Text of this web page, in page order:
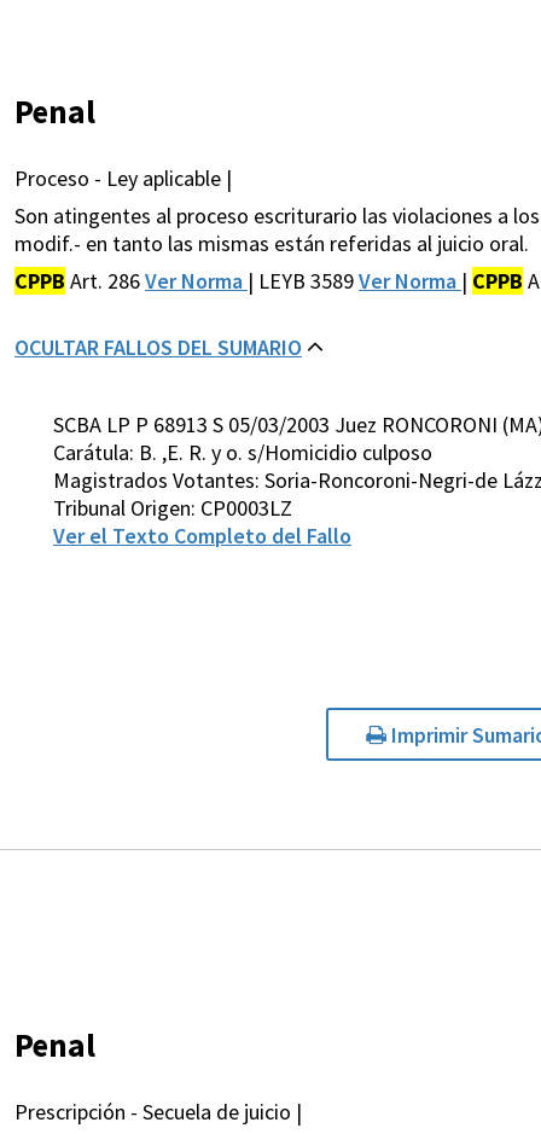
Penal
Proceso - Ley aplicable |
Son atingentes al proceso escriturario las violaciones a
modif.- en tanto las mismas están referidas al juicio oral.
CPPB Art. 286Ver Norma | LEYB 3589Ver Norma | CPPB
OCULTAR FALLOS DEL SUMARIO
SCBA LP P 68913 S 05/03/2003 Juez RONCORONI
Carátula: B. ,E. R. y o. s/Homicidio culposo
Magistrados Votantes: Soria-Roncoroni-Negri-de
Tribunal Origen: CP0003LZ
Ver el Texto Completo del Fallo
Imprimir
Penal
Prescripción - Secuela de juicio |